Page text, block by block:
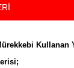
Kullanan